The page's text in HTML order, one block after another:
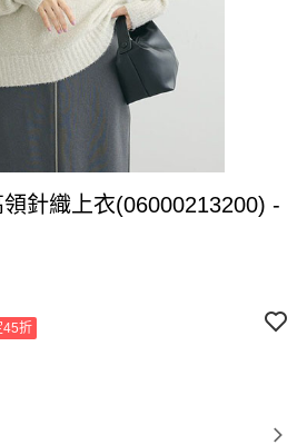
針織上衣(06000213200) -
45折